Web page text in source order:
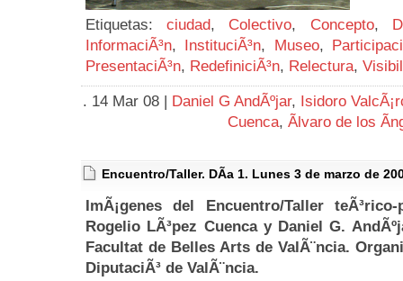
Etiquetas:ciudad, Colectivo, Concepto,
InformaciÃ³n, InstituciÃ³n, Museo,
PresentaciÃ³n, RedefiniciÃ³n, Relectura,
. 14 Mar 08 | Daniel G AndÃºjar, Isidoro
Cuenca, Ãlvaro de los
Encuentro/Taller. DÃ­a 1. Lunes 3 de marzo de
ImÃ¡genes del Encuentro/Taller
Rogelio LÃ³pez Cuenca y Daniel G.
Facultat de Belles Arts de ValÃ¨ncia.
DiputaciÃ³ de ValÃ¨ncia.